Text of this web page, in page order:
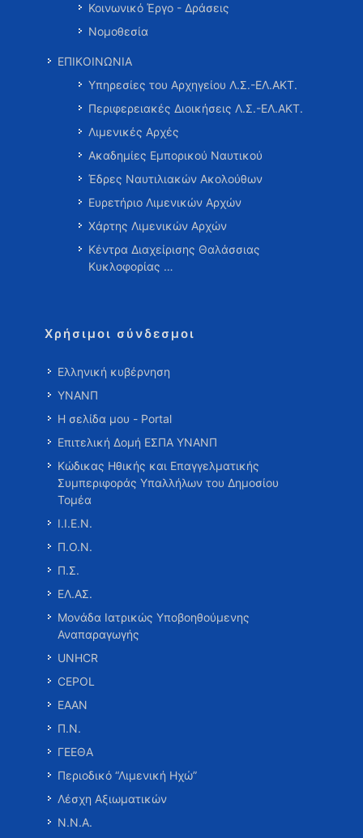
Κοινωνικό Έργο - Δράσεις
Νομοθεσία
ΕΠΙΚΟΙΝΩΝΙΑ
Υπηρεσίες του Αρχηγείου Λ.Σ.-ΕΛ.ΑΚΤ.
Περιφερειακές Διοικήσεις Λ.Σ.-ΕΛ.ΑΚΤ.
Λιμενικές Αρχές
Ακαδημίες Εμπορικού Ναυτικού
Έδρες Ναυτιλιακών Ακολούθων
Ευρετήριο Λιμενικών Αρχών
Χάρτης Λιμενικών Αρχών
Κέντρα Διαχείρισης Θαλάσσιας
Κυκλοφορίας …
Χρήσιμοι σύνδεσμοι
Ελληνική κυβέρνηση
ΥΝΑΝΠ
Η σελίδα μου - Portal
Επιτελική Δομή ΕΣΠΑ ΥΝΑΝΠ
Κώδικας Ηθικής και Επαγγελματικής
Συμπεριφοράς Υπαλλήλων του Δημοσίου
Τομέα
Ι.Ι.Ε.Ν.
Π.Ο.Ν.
Π.Σ.
ΕΛ.ΑΣ.
Μονάδα Ιατρικώς Υποβοηθούμενης
Αναπαραγωγής
UNHCR
CEPOL
ΕΑΑΝ
Π.Ν.
ΓΕΕΘΑ
Περιοδικό “Λιμενική Ηχώ”
Λέσχη Αξιωματικών
Ν.Ν.Α.